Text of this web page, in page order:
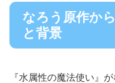
なろう原作か
と背景
『水属性の魔法使い』